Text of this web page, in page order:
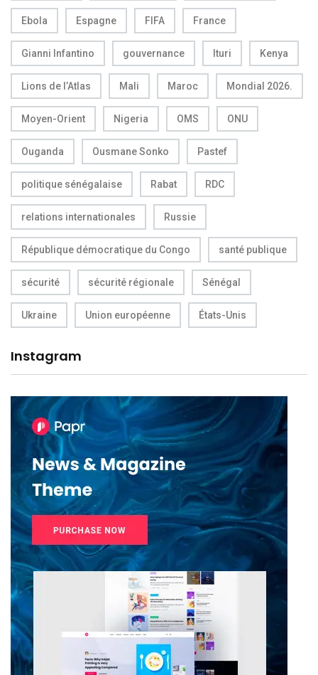
Ebola Espagne FIFA France
Gianni Infantino gouvernance Ituri Kenya
Lions de l’Atlas Mali Maroc Mondial 2026.
Moyen-Orient Nigeria OMS ONU
Ouganda Ousmane Sonko Pastef
politique sénégalaise Rabat RDC
relations internationales Russie
République démocratique du Congo santé publique
sécurité sécurité régionale Sénégal
Ukraine Union européenne États-Unis
Instagram